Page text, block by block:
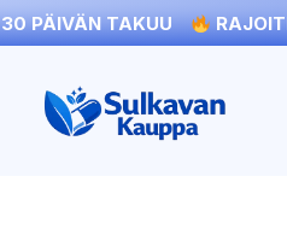
30 PÄIVÄN TAKUU